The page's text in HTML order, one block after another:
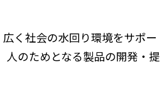
く社会の水回り環境をサポー
人のためとなる製品の開発・提